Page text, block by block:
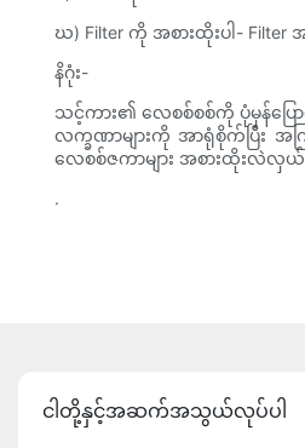
ဃ) Filter ကို အစားထိုးပါ-
နိဂုံး-
သင့်ကား၏ လေစစ်စစ်ကို ပုံမှန်ပြ
လက္ခဏာများကို အာရုံစိုက်ပြီး အ
လေစစ်ဇကာများ အစားထိုးလဲလှ
.
ငါတို့နှင့်အဆက်အသွယ်လုပ်ပါ